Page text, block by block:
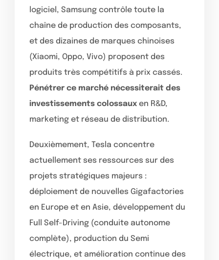
logiciel, Samsung contrôle toute la
chaîne de production des composants,
et des dizaines de marques chinoises
(Xiaomi, Oppo, Vivo) proposent des
produits très compétitifs à prix cassés.
Pénétrer ce marché nécessiterait des
investissements colossaux en R&D,
marketing et réseau de distribution.
Deuxièmement, Tesla concentre
actuellement ses ressources sur des
projets stratégiques majeurs :
déploiement de nouvelles Gigafactories
en Europe et en Asie, développement du
Full Self-Driving (conduite autonome
complète), production du Semi
électrique, et amélioration continue des